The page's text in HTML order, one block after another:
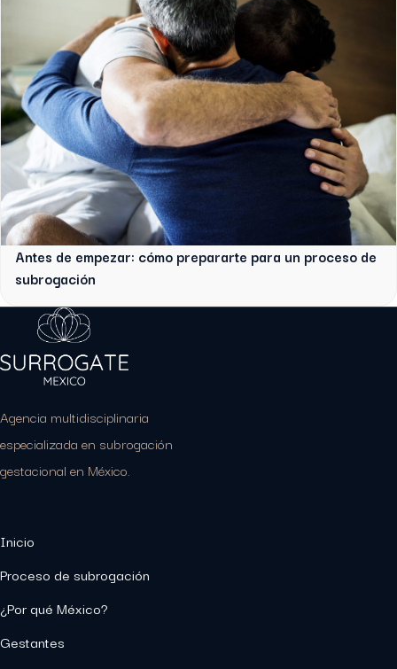
Antes de empezar: cómo prepararte para un proceso de
subrogación
Agencia multidisciplinaria
especializada en subrogación
gestacional en México.
Inicio
Proceso de subrogación
¿Por qué México?
Gestantes